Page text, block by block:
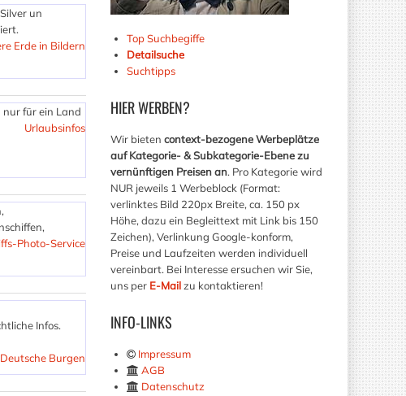
Top Suchbegiffe
Detailsuche
Suchtipps
HIERWERBEN?
Wir bieten context-bezogene Werbeplätze
auf Kategorie- & Subkategorie-Ebene zu
vernünftigen Preisen an. Pro Kategorie wird
NUR jeweils 1 Werbeblock (Format:
verlinktes Bild 220px Breite, ca. 150 px
Höhe, dazu ein Begleittext mit Link bis 150
Zeichen), Verlinkung Google-konform,
Preise und Laufzeiten werden individuell
vereinbart. Bei Interesse ersuchen wir Sie,
uns per E-Mailzu kontaktieren!
INFO-LINKS
Impressum
AGB
Datenschutz
un
Erde in Bildern
nur für ein Land
Urlaubsinfos
Photo-Service
Infos.
Deutsche Burgen